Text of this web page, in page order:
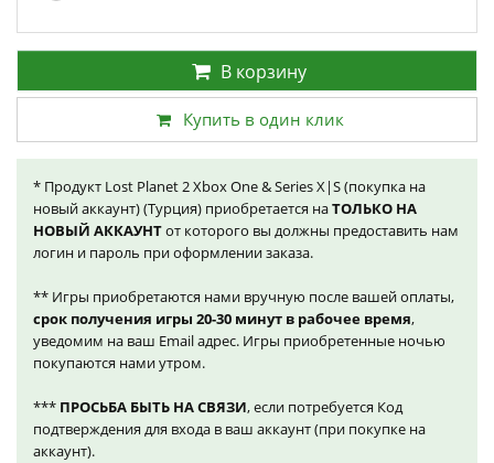
В корзину
Купить в один клик
* Продукт Lost Planet 2 Xbox One & Series X|S (покупка на
новый аккаунт) (Турция) приобретается наТОЛЬКО НА
НОВЫЙ АККАУНТот которого вы должны предоставить нам
логин и пароль при оформлении заказа.
** Игры приобретаются нами вручную после вашей оплаты,
срок получения игры 20-30 минут в рабочее время,
уведомим на ваш Email адрес. Игры приобретенные ночью
покупаются нами утром.
*** ПРОСЬБА БЫТЬ НА СВЯЗИ, если потребуется Код
подтверждения для входа в ваш аккаунт (при покупке на
аккаунт).